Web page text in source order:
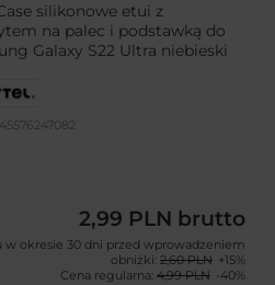
silikonowe etui z
na palec i podstawką do
Galaxy S22 Ultra niebieski
2,99 PLN brutto
w okresie 30 dni przed wprowadzeniem
obniżki: 2,60 PLN +15%
Cena regularna: 4,99 PLN -40%